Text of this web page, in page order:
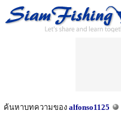
ค้นหาบทความของ alfonso1125